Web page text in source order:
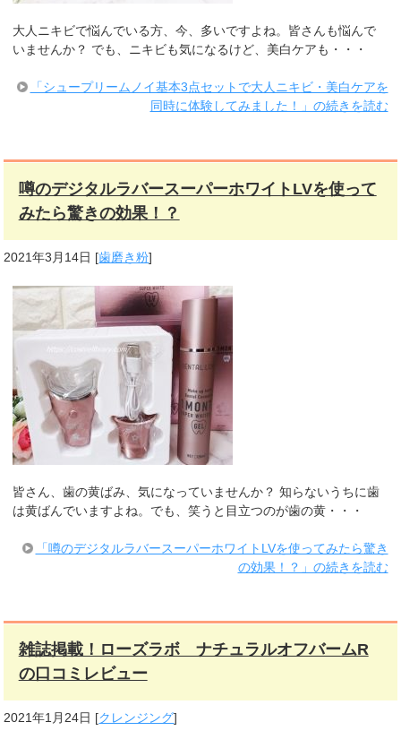
大人ニキビで悩んでいる方、今、多いですよね。皆さんも悩んで
いませんか？ でも、ニキビも気になるけど、美白ケアも・・・
「シュープリームノイ基本3点セットで大人ニキビ・美白ケアを
同時に体験してみました！」の続きを読む
噂のデジタルラバースーパーホワイトLVを使って
みたら驚きの効果！？
2021年3月14日 [歯磨き粉]
皆さん、歯の黄ばみ、気になっていませんか？ 知らないうちに歯
は黄ばんでいますよね。でも、笑うと目立つのが歯の黄・・・
「噂のデジタルラバースーパーホワイトLVを使ってみたら驚き
の効果！？」の続きを読む
雑誌掲載！ローズラボ ナチュラルオフバームR
の口コミレビュー
2021年1月24日 [クレンジング]